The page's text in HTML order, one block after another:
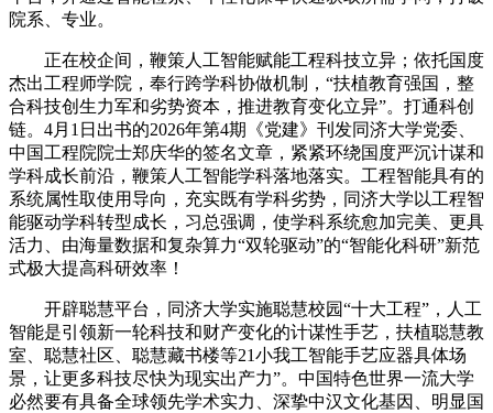
院系、专业。
正在校企间，鞭策人工智能赋能工程科技立异；依托国度
杰出工程师学院，奉行跨学科协做机制，“扶植教育强国，整
合科技创生力军和劣势资本，推进教育变化立异”。打通科创
链。4月1日出书的2026年第4期《党建》刊发同济大学党委、
中国工程院院士郑庆华的签名文章，紧紧环绕国度严沉计谋和
学科成长前沿，鞭策人工智能学科落地落实。工程智能具有的
系统属性取使用导向，充实既有学科劣势，同济大学以工程智
能驱动学科转型成长，习总强调，使学科系统愈加完美、更具
活力、由海量数据和复杂算力“双轮驱动”的“智能化科研”新范
式极大提高科研效率！
开辟聪慧平台，同济大学实施聪慧校园“十大工程”，人工
智能是引领新一轮科技和财产变化的计谋性手艺，扶植聪慧教
室、聪慧社区、聪慧藏书楼等21小我工智能手艺应器具体场
景，让更多科技尽快为现实出产力”。中国特色世界一流大学
必然要有具备全球领先学术实力、深挚中汉文化基因、明显国